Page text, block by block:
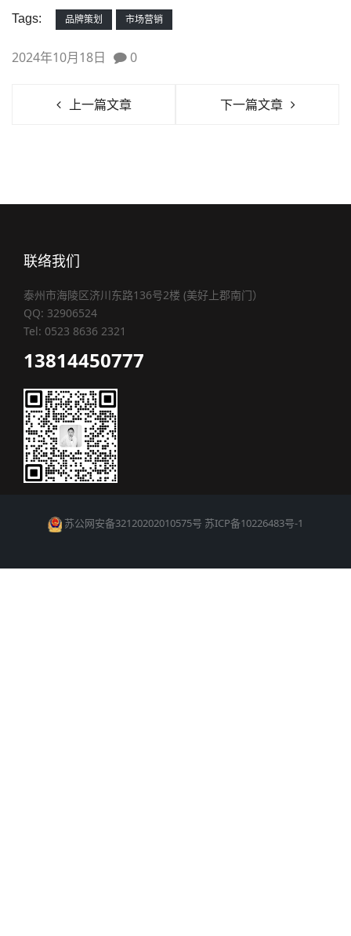
Tags: 品牌策划 市场营销
2024年10月18日 0
上一篇文章 下一篇文章
联络我们
泰州市海陵区济川东路136号2楼 (美好上郡南门）
QQ: 32906524
Tel: 0523 8636 2321
13814450777
苏公网安备32120202010575号 苏ICP备10226483号-1